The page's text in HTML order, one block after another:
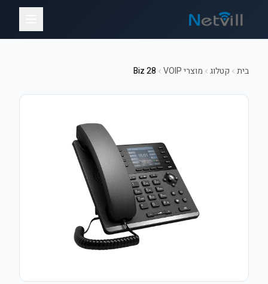
בית קטלוג מוצרי VOIP Biz 28